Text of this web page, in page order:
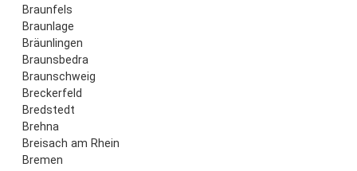
Braunfels
Braunlage
Bräunlingen
Braunsbedra
Braunschweig
Breckerfeld
Bredstedt
Brehna
Breisach am Rhein
Bremen